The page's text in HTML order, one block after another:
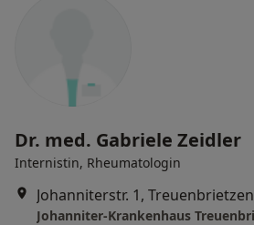
Dr. med. Gabriele Zeidler
Internistin, Rheumatologin
Johanniterstr. 1, Treuenbrietzen